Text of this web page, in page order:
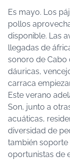
Es mayo. Los
pollos
disponible. Las
llegadas de
sonoro de Cabo
dáuricas,
carraca
Este verano
Son, junto a
acuáticas,
diversidad de
también
oportunistas de